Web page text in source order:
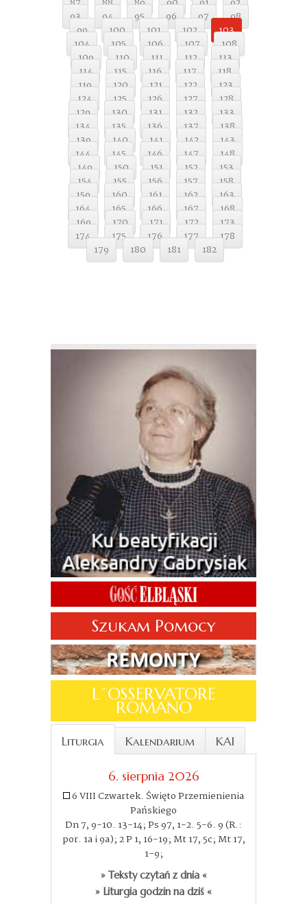
93
94 95 96 97
98
99
100 101 102
103
104
105 106 107
108
109
110 111 112
113
114
115 116 117
118
119
120 121 122
123
124
125 126 127
128
129
130 131 132
133
134
135 136 137
138
139
140 141 142
143
144
145 146 147
148
149
150 151 152
153
154
155 156 157
158
159
160 161 162
163
164
165 166 167
168
169
170 171 172
173
174
175 176 177
178
179
180 181 182
Szukam Pomocy
L´OSSERVATORE
ROMANO
Liturgia Kalendarium KAI
6. sierpnia 2026
6 VIII Czwartek. Święto Przemienienia
Pańskiego
Dn 7, 9-10. 13-14; Ps 97, 1-2. 5-6. 9 (R.:
por. 1a i 9a); 2 P 1, 16-19; Mt 17, 5c; Mt 17,
1-9;
» Teksty czytań z dnia «
» Liturgia godzin na dziś «